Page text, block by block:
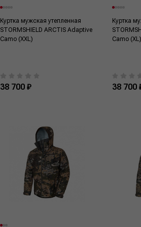
Куртка мужская утепленная
STORMSHIELD ARCTIS Adaptive
Camo (XXL)
38 700 ₽
Куртка
Camo (XL)
38 700